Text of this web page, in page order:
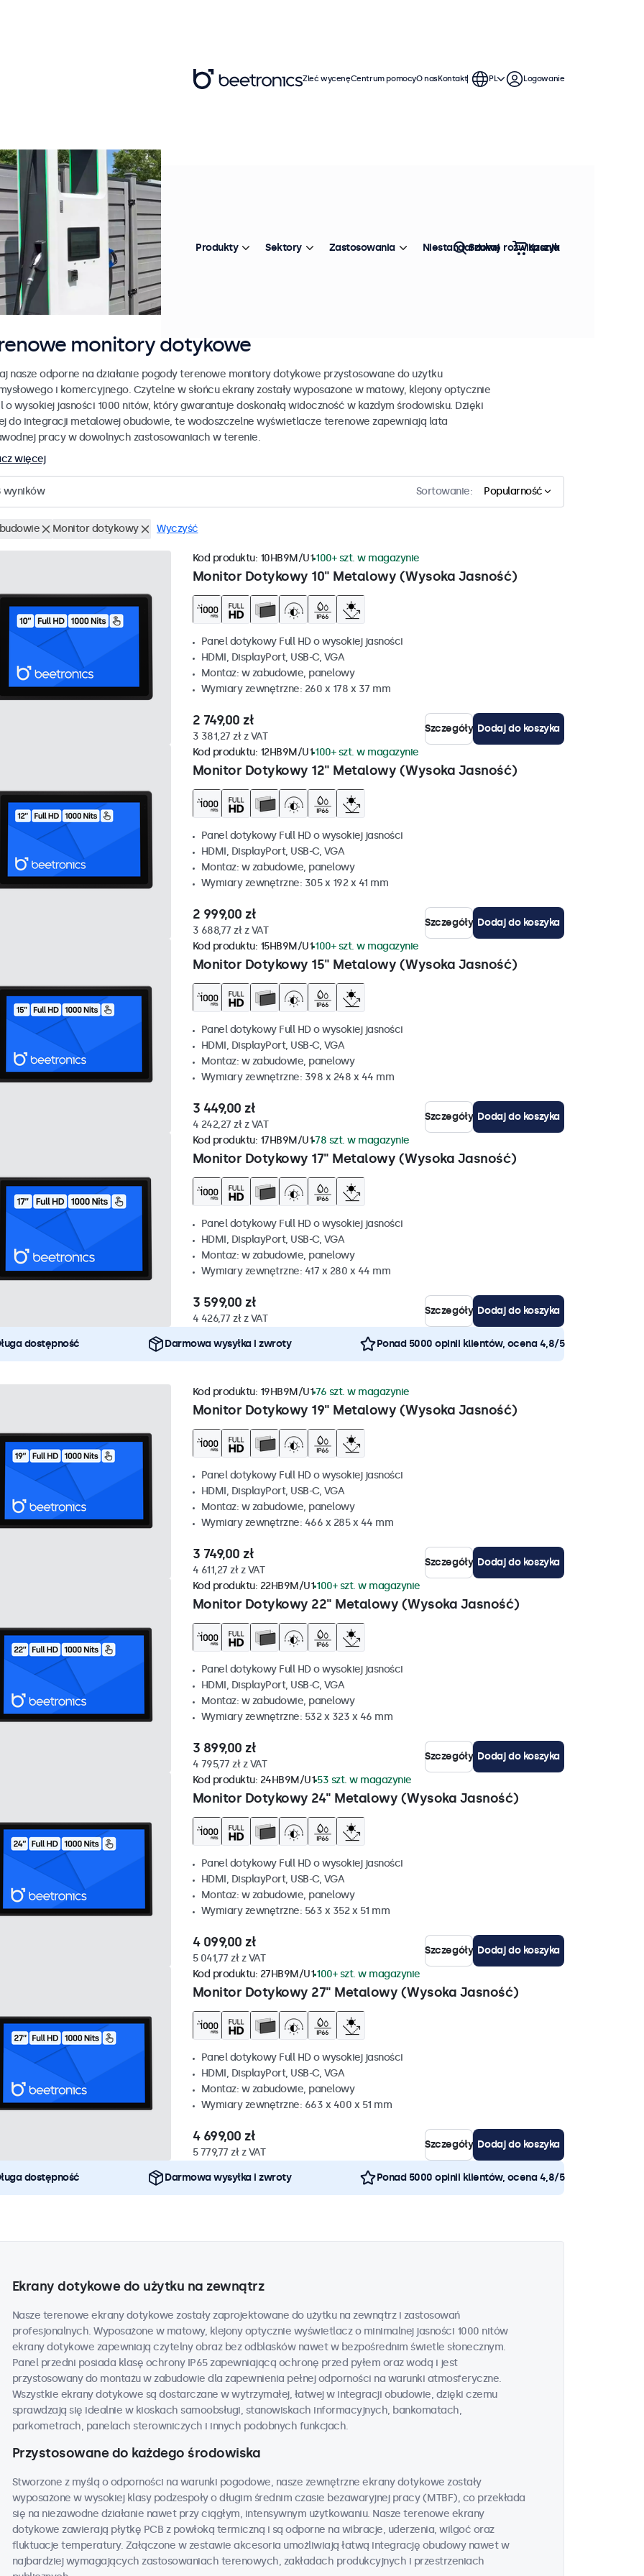
monitory dotykowe
nasze odporne na działanie pogody terenowe monitory dotykowe przystosowane do użytku
i komercyjnego. Czytelne w słońcu ekrany zostały wyposażone w matowy, klejony optycznie
o wysokiej jasności 1000 nitów, który gwarantuje doskonałą widoczność w każdym środowisku. Dzięki
do integracji metalowej obudowie, te wodoszczelne wyświetlacze terenowe zapewniają lata
pracy w dowolnych zastosowaniach w terenie.
więcej
wyników Sortowanie: Popularność
Monitor dotykowy Wyczyść
Monitor Dotykowy 10" Metalowy (Wysoka Jasność)
Kod produktu: 10HB9M/U1 100+ szt. w magazynie
Panel dotykowy Full HD o wysokiej jasności
HDMI, DisplayPort, USB-C, VGA
Montaz: w zabudowie, panelowy
Wymiary zewnętrzne: 260 x 178 x 37 mm
2 749,00 zł
3 381,27 zł z VAT
Szczegóły Dodaj do koszyka
Monitor Dotykowy 12" Metalowy (Wysoka Jasność)
Kod produktu: 12HB9M/U1 100+ szt. w magazynie
Panel dotykowy Full HD o wysokiej jasności
HDMI, DisplayPort, USB-C, VGA
Montaz: w zabudowie, panelowy
Wymiary zewnętrzne: 305 x 192 x 41 mm
2 999,00 zł
3 688,77 zł z VAT
Szczegóły Dodaj do koszyka
Monitor Dotykowy 15" Metalowy (Wysoka Jasność)
Kod produktu: 15HB9M/U1 100+ szt. w magazynie
Panel dotykowy Full HD o wysokiej jasności
HDMI, DisplayPort, USB-C, VGA
Montaz: w zabudowie, panelowy
Wymiary zewnętrzne: 398 x 248 x 44 mm
3 449,00 zł
4 242,27 zł z VAT
Szczegóły Dodaj do koszyka
Monitor Dotykowy 17" Metalowy (Wysoka Jasność)
Kod produktu: 17HB9M/U178 szt. w magazynie
Panel dotykowy Full HD o wysokiej jasności
HDMI, DisplayPort, USB-C, VGA
Montaz: w zabudowie, panelowy
Wymiary zewnętrzne: 417 x 280 x 44 mm
3 599,00 zł
4 426,77 zł z VAT
Szczegóły Dodaj do koszyka
dostępność Darmowa wysyłka i zwroty Ponad 5000 opinii klientów, ocena 4,8/5
Monitor Dotykowy 19" Metalowy (Wysoka Jasność)
Kod produktu: 19HB9M/U176 szt. w magazynie
Panel dotykowy Full HD o wysokiej jasności
HDMI, DisplayPort, USB-C, VGA
Montaz: w zabudowie, panelowy
Wymiary zewnętrzne: 466 x 285 x 44 mm
3 749,00 zł
4 611,27 zł z VAT
Szczegóły Dodaj do koszyka
Monitor Dotykowy 22" Metalowy (Wysoka Jasność)
Kod produktu: 22HB9M/U1 100+ szt. w magazynie
Panel dotykowy Full HD o wysokiej jasności
HDMI, DisplayPort, USB-C, VGA
Montaz: w zabudowie, panelowy
Wymiary zewnętrzne: 532 x 323 x 46 mm
3 899,00 zł
4 795,77 zł z VAT
Szczegóły Dodaj do koszyka
Monitor Dotykowy 24" Metalowy (Wysoka Jasność)
Kod produktu: 24HB9M/U1 53 szt. w magazynie
Panel dotykowy Full HD o wysokiej jasności
HDMI, DisplayPort, USB-C, VGA
Montaz: w zabudowie, panelowy
Wymiary zewnętrzne: 563 x 352 x 51 mm
4 099,00 zł
5 041,77 zł z VAT
Szczegóły Dodaj do koszyka
Monitor Dotykowy 27" Metalowy (Wysoka Jasność)
Kod produktu: 27HB9M/U1 100+ szt. w magazynie
Panel dotykowy Full HD o wysokiej jasności
HDMI, DisplayPort, USB-C, VGA
Montaz: w zabudowie, panelowy
Wymiary zewnętrzne: 663 x 400 x 51 mm
4 699,00 zł
5 779,77 zł z VAT
Szczegóły Dodaj do koszyka
dostępność Darmowa wysyłka i zwroty Ponad 5000 opinii klientów, ocena 4,8/5
Ekrany dotykowe do użytku na zewnątrz
Nasze terenowe ekrany dotykowe zostały zaprojektowane do użytku na zewnątrz i zastosowań
profesjonalnych. Wyposażone w matowy, klejony optycznie wyświetlacz o minimalnej jasności 1000 nitów
ekrany dotykowe zapewniają czytelny obraz bez odblasków nawet w bezpośrednim świetle słonecznym.
Panel przedni posiada klasę ochrony IP65 zapewniającą ochronę przed pyłem oraz wodą i jest
przystosowany do montażu w zabudowie dla zapewnienia pełnej odporności na warunki atmosferyczne.
Wszystkie ekrany dotykowe są dostarczane w wytrzymałej, łatwej w integracji obudowie, dzięki czemu
sprawdzają się idealnie w kioskach samoobsługi, stanowiskach informacyjnych, bankomatach,
parkometrach, panelach sterowniczych i innych podobnych funkcjach.
Przystosowane do każdego środowiska
Stworzone z myślą o odporności na warunki pogodowe, nasze zewnętrzne ekrany dotykowe zostały
wyposażone w wysokiej klasy podzespoły o długim średnim czasie bezawaryjnej pracy (MTBF), co przekłada
się na niezawodne działanie nawet przy ciągłym, intensywnym użytkowaniu. Nasze terenowe ekrany
dotykowe zawierają płytkę PCB z powłoką termiczną i są odporne na wibracje, uderzenia, wilgoć oraz
fluktuacje temperatury. Załączone w zestawie akcesoria umożliwiają łatwą integrację obudowy nawet w
najbardziej wymagających zastosowaniach terenowych, zakładach produkcyjnych i przestrzeniach
Zleć wycenęCentrum pomocyO nasKontakt PL Logowanie
Produkty Sektory Zastosowania Niestandardowe rozwiązania
Szukaj Koszyk